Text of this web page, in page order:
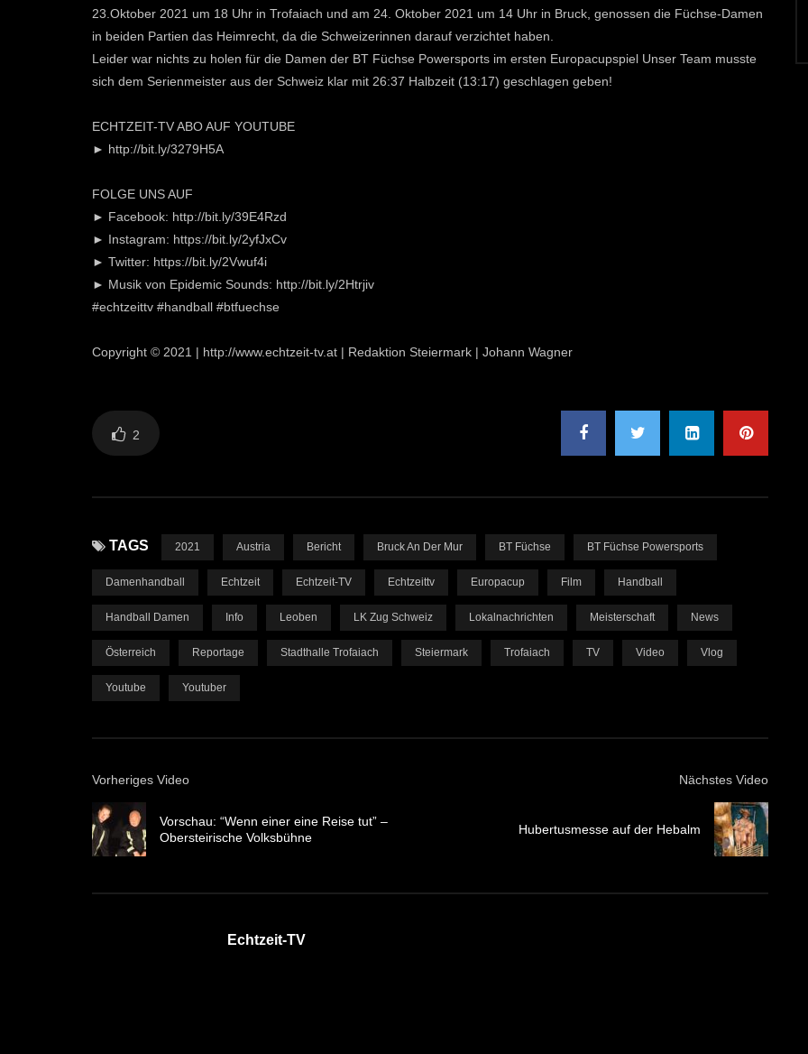
23.Oktober 2021 um 18 Uhr in Trofaiach und am 24. Oktober 2021 um 14 Uhr in Bruck, genossen die Füchse-Damen
in beiden Partien das Heimrecht, da die Schweizerinnen darauf verzichtet haben.
Leider war nichts zu holen für die Damen der BT Füchse Powersports im ersten Europacupspiel Unser Team musste
sich dem Serienmeister aus der Schweiz klar mit 26:37 Halbzeit (13:17) geschlagen geben!
ECHTZEIT-TV ABO AUF YOUTUBE
► http://bit.ly/3279H5A
FOLGE UNS AUF
► Facebook: http://bit.ly/39E4Rzd
► Instagram: https://bit.ly/2yfJxCv
► Twitter: https://bit.ly/2Vwuf4i
► Musik von Epidemic Sounds: http://bit.ly/2Htrjiv
#echtzeittv #handball #btfuechse
Copyright © 2021 | http://www.echtzeit-tv.at | Redaktion Steiermark | Johann Wagner
2
TAGS 2021 Austria Bericht Bruck An Der Mur BT Füchse BT Füchse Powersports
Damenhandball Echtzeit Echtzeit-TV Echtzeittv Europacup Film Handball
Handball Damen Info Leoben LK Zug Schweiz Lokalnachrichten Meisterschaft News
Österreich Reportage Stadthalle Trofaiach Steiermark Trofaiach TV Video Vlog
Youtube Youtuber
Vorheriges Video
Vorschau: “Wenn einer eine Reise tut” –
Obersteirische Volksbühne
Nächstes Video
Hubertusmesse auf der Hebalm
Echtzeit-TV